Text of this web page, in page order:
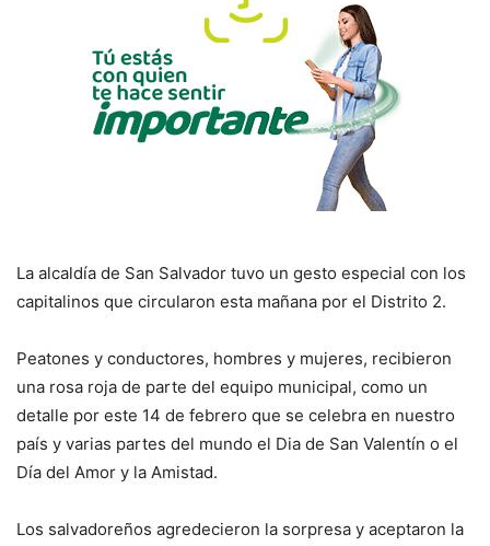
La alcaldía de San Salvador tuvo un gesto especial con los
capitalinos que circularon esta mañana por el Distrito 2.
Peatones y conductores, hombres y mujeres, recibieron
una rosa roja de parte del equipo municipal, como un
detalle por este 14 de febrero que se celebra en nuestro
país y varias partes del mundo el Dia de San Valentín o el
Día del Amor y la Amistad.
Los salvadoreños agredecieron la sorpresa y aceptaron la